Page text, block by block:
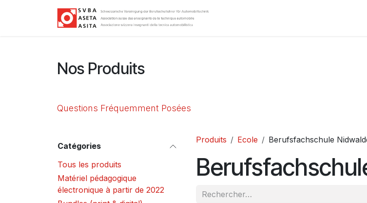
Nos Produits
Questions Fréquemment Posées
Catégories
Tous les produits
Matériel pédagogique
électronique à partir de 2022
Produits Ecole Berufsfachschule